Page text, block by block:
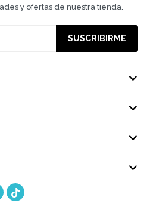
y ofertas de nuestra tienda.
SUSCRIBIRME